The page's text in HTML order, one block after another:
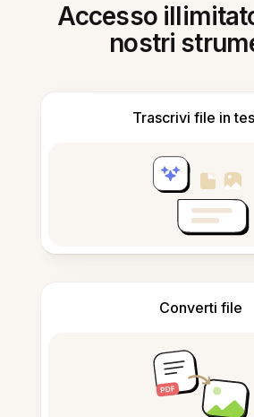
Accesso
nostri
Trascrivi file in
Converti file